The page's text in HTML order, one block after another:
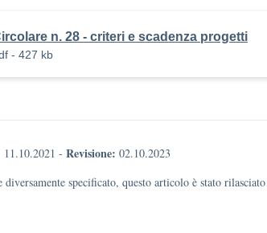
n. 28 - criteri e scadenza progetti
- 427 kb
11.10.2021 - Revisione: 02.10.2023
diversamente specificato, questo articolo è stato